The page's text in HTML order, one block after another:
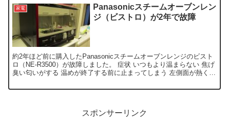
家電
Panasonicスチームオーブンレン
ジ（ビストロ）が2年で故障
約2年ほど前に購入したPanasonicスチームオーブンレンジのビスト
ロ（NE-R3500）が故障しました。 症状 いつもより温まらない 焦げ
臭い匂いがする 温めが終了する前に止まってしまう 左側面が熱くな
スポンサーリンク